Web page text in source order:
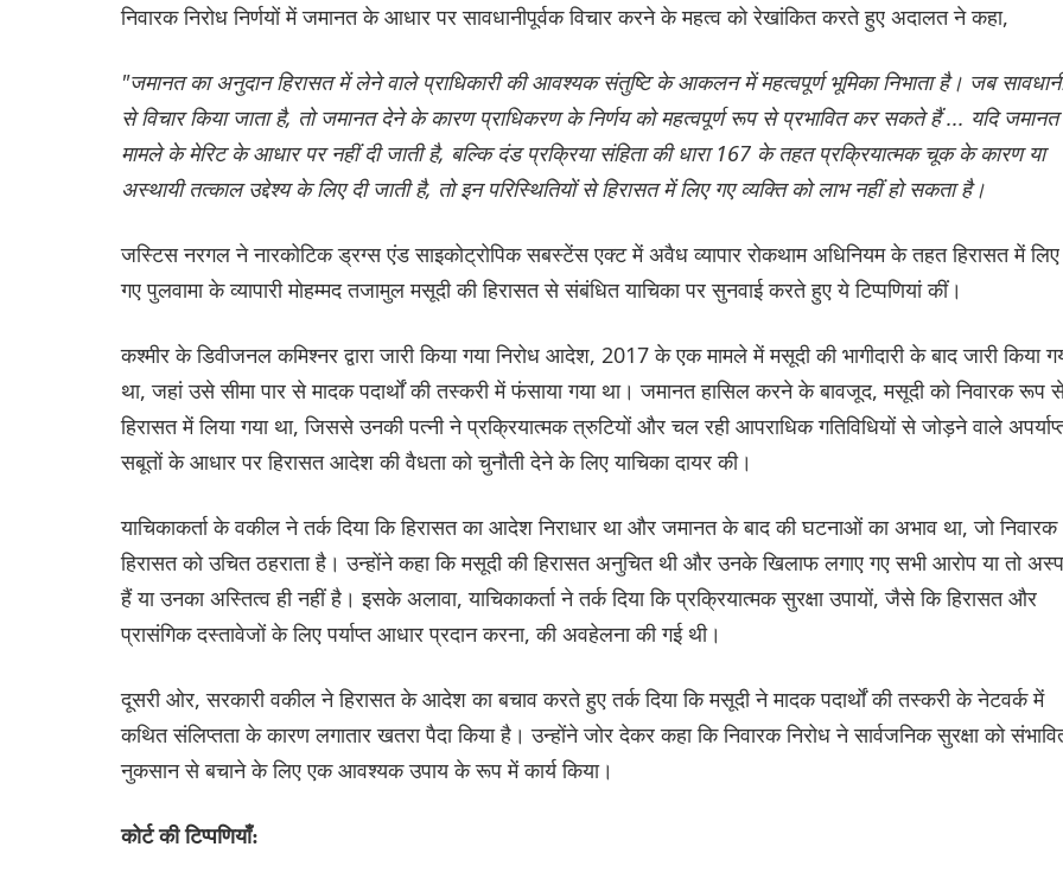
निवारक निरोध निर्णयों में जमानत के आधार पर सावधानीपूर्वक विचार करने के महत्व को रेखांकित करते हुए अदालत ने कहा,
"जमानत का अनुदान हिरासत में लेने वाले प्राधिकारी की आवश्यक संतुष्टि के आकलन में महत्वपूर्ण भूमिका निभाता है। जब
से विचार किया जाता है, तो जमानत देने के कारण प्राधिकरण के निर्णय को महत्वपूर्ण रूप से प्रभावित कर सकते हैं ... यदि जमानत
मामले के मेरिट के आधार पर नहीं दी जाती है, बल्कि दंड प्रक्रिया संहिता की धारा 167 के तहत प्रक्रियात्मक चूक के कारण या
अस्थायी तत्काल उद्देश्य के लिए दी जाती है, तो इन परिस्थितियों से हिरासत में लिए गए व्यक्ति को लाभ नहीं हो सकता है।
जस्टिस नरगल ने नारकोटिक ड्रग्स एंड साइकोट्रोपिक सबस्टेंस एक्ट में अवैध व्यापार रोकथाम अधिनियम के तहत हिरासत में लिए
गए पुलवामा के व्यापारी मोहम्मद तजामुल मसूदी की हिरासत से संबंधित याचिका पर सुनवाई करते हुए ये टिप्पणियां कीं।
कश्मीर के डिवीजनल कमिश्नर द्वारा जारी किया गया निरोध आदेश, 2017 के एक मामले में मसूदी की भागीदारी के बाद जारी किया
था, जहां उसे सीमा पार से मादक पदार्थों की तस्करी में फंसाया गया था। जमानत हासिल करने के बावजूद, मसूदी को निवारक रूप
हिरासत में लिया गया था, जिससे उनकी पत्नी ने प्रक्रियात्मक त्रुटियों और चल रही आपराधिक गतिविधियों से जोड़ने वाले
सबूतों के आधार पर हिरासत आदेश की वैधता को चुनौती देने के लिए याचिका दायर की।
याचिकाकर्ता के वकील ने तर्क दिया कि हिरासत का आदेश निराधार था और जमानत के बाद की घटनाओं का अभाव था, जो निवारक
हिरासत को उचित ठहराता है। उन्होंने कहा कि मसूदी की हिरासत अनुचित थी और उनके खिलाफ लगाए गए सभी आरोप या तो
हैं या उनका अस्तित्व ही नहीं है। इसके अलावा, याचिकाकर्ता ने तर्क दिया कि प्रक्रियात्मक सुरक्षा उपायों, जैसे कि हिरासत और
प्रासंगिक दस्तावेजों के लिए पर्याप्त आधार प्रदान करना, की अवहेलना की गई थी।
दूसरी ओर, सरकारी वकील ने हिरासत के आदेश का बचाव करते हुए तर्क दिया कि मसूदी ने मादक पदार्थों की तस्करी के नेटवर्क में
कथित संलिप्तता के कारण लगातार खतरा पैदा किया है। उन्होंने जोर देकर कहा कि निवारक निरोध ने सार्वजनिक सुरक्षा को
नुकसान से बचाने के लिए एक आवश्यक उपाय के रूप में कार्य किया।
कोर्ट की टिप्पणियाँ: